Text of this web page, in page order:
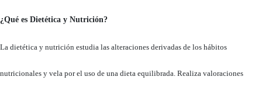
¿Qué es Dietética y Nutrición?
La dietética y nutrición estudia las alteraciones derivadas de los hábitos
nutricionales y vela por el uso de una dieta equilibrada. Realiza valoraciones